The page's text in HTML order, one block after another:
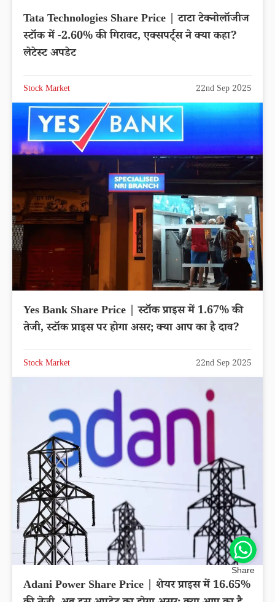
Tata Technologies Share Price | टाटा टेक्नोलॉजीज
स्टॉक में -2.60% की गिरावट, एक्सपर्ट्स ने क्या कहा?
लेटेस्ट अपडेट
Stock Market 22nd Sep 2025
Yes Bank Share Price | स्टॉक प्राइस में 1.67% की
तेजी, स्टॉक प्राइस पर होगा असर; क्या आप का है दाव?
Stock Market 22nd Sep 2025
Adani Power Share Price | शेयर प्राइस में 16.65%
Share